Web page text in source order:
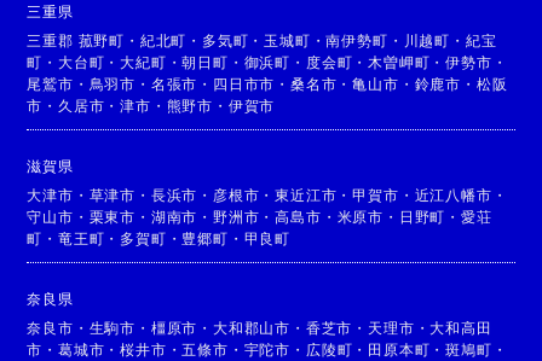
三重県
三重郡 菰野町 ・ 紀北町 ・ 多気町 ・ 玉城町 ・南伊勢町 ・ 川越町 ・ 紀宝
町 ・大台町 ・大紀町 ・朝日町 ・ 御浜町 ・ 度会町 ・ 木曽岬町 ・伊勢市 ・
尾鷲市 ・ 鳥羽市 ・ 名張市 ・ 四日市市 ・桑名市 ・亀山市 ・ 鈴鹿市 ・ 松阪
市 ・ 久居市 ・津市 ・ 熊野市 ・ 伊賀市
滋賀県
大津市 ・ 草津市 ・ 長浜市 ・ 彦根市 ・東近江市 ・甲賀市 ・ 近江八幡市 ・
守山市 ・ 栗東市 ・ 湖南市 ・野洲市 ・高島市 ・ 米原市 ・ 日野町 ・ 愛荘
町 ・竜王町 ・ 多賀町 ・ 豊郷町 ・ 甲良町
奈良県
奈良市 ・ 生駒市 ・ 橿原市 ・大和郡山市 ・ 香芝市 ・ 天理市 ・大和高田
市 ・葛城市 ・桜井市 ・五條市 ・ 宇陀市 ・ 広陵町 ・ 田原本町 ・斑鳩町 ・